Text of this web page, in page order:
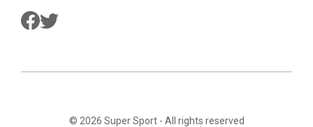
© 2026 Super Sport- All rights reserved